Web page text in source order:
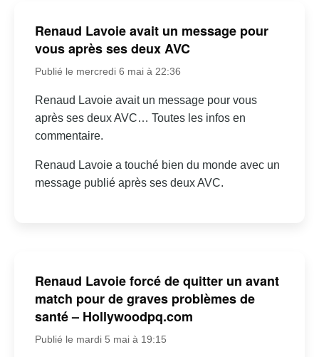
Renaud Lavoie avait un message pour
vous après ses deux AVC
Publié le mercredi 6 mai à 22:36
Renaud Lavoie avait un message pour vous
après ses deux AVC… Toutes les infos en
commentaire.
Renaud Lavoie a touché bien du monde avec un
message publié après ses deux AVC.
Renaud Lavoie forcé de quitter un avant
match pour de graves problèmes de
santé – Hollywoodpq.com
Publié le mardi 5 mai à 19:15